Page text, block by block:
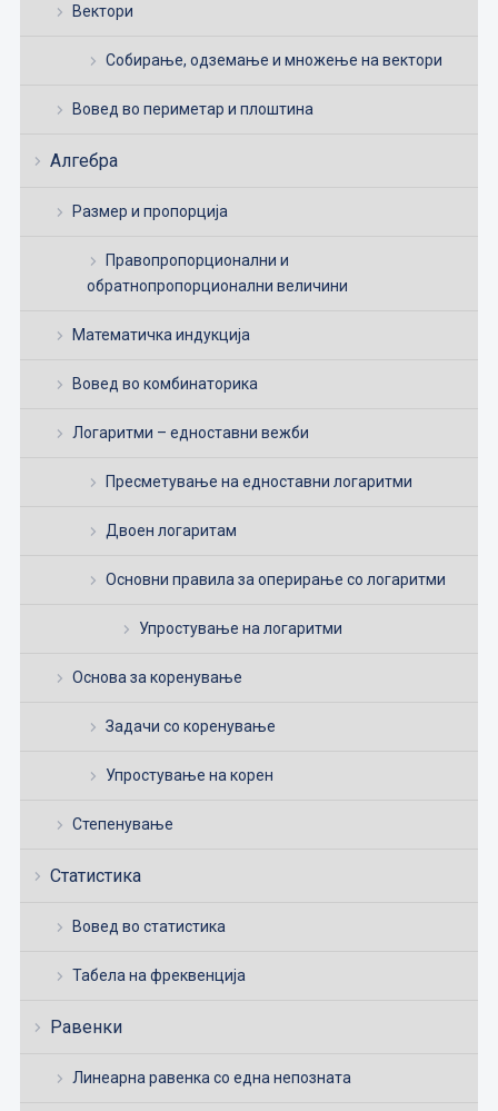
Вектори
Собирање, одземање и множење на вектори
Вовед во периметар и плоштина
Алгебра
Размер и пропорција
Правопропорционални и
обратнопропорционални величини
Математичка индукција
Вовед во комбинаторика
Логаритми – едноставни вежби
Пресметување на едноставни логаритми
Двоен логаритам
Основни правила за оперирање со логаритми
Упростување на логаритми
Основа за коренување
Задачи со коренување
Упростување на корен
Степенување
Статистика
Вовед во статистика
Табела на фреквенција
Равенки
Линеарна равенка со една непозната